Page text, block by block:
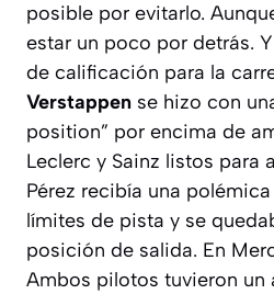
posible por evitarlo.
estar un poco por detrás.
de calificación para la
Verstappen se hizo con
position” por encima de
Leclerc y Sainz listos para
Pérez recibía una
límites de pista y se
posición de salida. En
Ambos pilotos tuvieron un